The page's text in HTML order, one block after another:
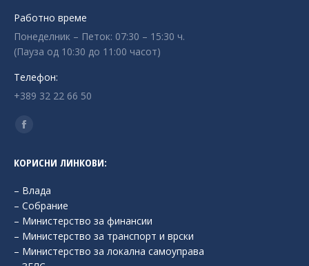
Работно време
Понеделник – Петок: 07:30 – 15:30 ч.
(Пауза од 10:30 до 11:00 часот)
Телефон:
+389 32 22 66 50
Find us on:
Facebook
opens
in
new
window
КОРИСНИ ЛИНКОВИ:
– Влада
– Собрание
– Министерство за финансии
– Министерство за транспорт и врски
– Министерство за локална самоуправа